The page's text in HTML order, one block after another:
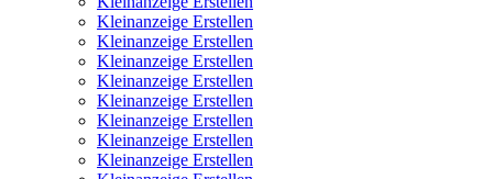
Kleinanzeige Erstellen
Kleinanzeige Erstellen
Kleinanzeige Erstellen
Kleinanzeige Erstellen
Kleinanzeige Erstellen
Kleinanzeige Erstellen
Kleinanzeige Erstellen
Kleinanzeige Erstellen